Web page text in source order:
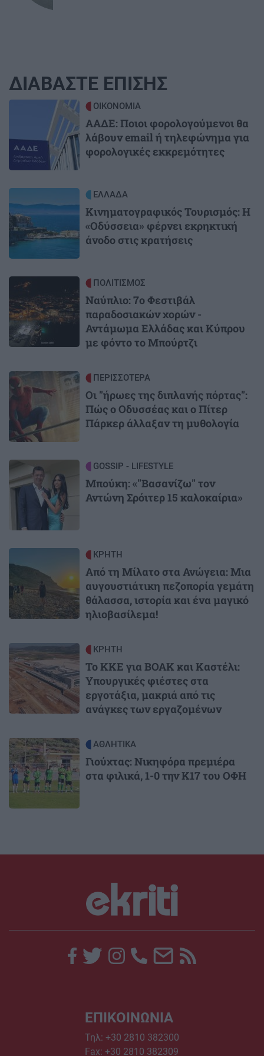
ΔΙΑΒΑΣΤΕ ΕΠΙΣΗΣ
ΟΙΚΟΝΟΜΙΑ
ΑΑΔΕ: Ποιοι φορολογούμενοι θα
λάβουν email ή τηλεφώνημα για
φορολογικές εκκρεμότητες
ΕΛΛΑΔΑ
Κινηματογραφικός Τουρισμός: Η
«Οδύσσεια» φέρνει εκρηκτική
άνοδο στις κρατήσεις
Image ΠΟΛΙΤΙΣΜΟΣ
Ναύπλιο: 7ο Φεστιβάλ
παραδοσιακών χορών -
Αντάμωμα Ελλάδας και Κύπρου
με φόντο το Μπούρτζι
Image ΠΕΡΙΣΣΟΤΕΡΑ
Οι "ήρωες της διπλανής πόρτας":
Πώς ο Οδυσσέας και ο Πίτερ
Πάρκερ άλλαξαν τη μυθολογία
Image GOSSIP - LIFESTYLE
Μπούκη: «"Βασανίζω" τον
Αντώνη Σρόιτερ 15 καλοκαίρια»
ΚΡΗΤΗ
Από τη Μίλατο στα Ανώγεια: Μια
αυγουστιάτικη πεζοπορία γεμάτη
θάλασσα, ιστορία και ένα μαγικό
ηλιοβασίλεμα!
Image ΚΡΗΤΗ
Το ΚΚΕ για ΒΟΑΚ και Καστέλι:
Υπουργικές φιέστες στα
εργοτάξια, μακριά από τις
ανάγκες των εργαζομένων
Image ΑΘΛΗΤΙΚΑ
Γιούχτας: Νικηφόρα πρεμιέρα
στα φιλικά, 1-0 την Κ17 του ΟΦΗ
ΕΠΙΚΟΙΝΩΝΙΑ
Τηλ: +30 2810 382300
Fax: +30 2810 382309